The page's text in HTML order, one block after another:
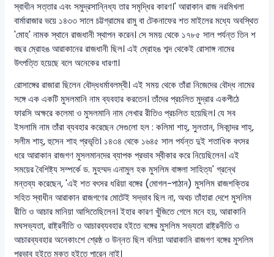
স্বাধীন সত্তার এবং সমুদ্রসান্নিধ্য তার সমৃদ্ধির কারণ।' আরাকান রাজ নরমিখলা
বার্মারাজার ভয়ে ১৪৩৩ সালে চট্টগ্রামের রামু বা টেকনাফের শত মাইলের মধ্যে অবস্থিত
'মোহ' নামক স্থানে রাজধানী স্থাপন করেন। সে সময় থেকে ১৭৮৫ সাল পর্যন্ত তিন শ
বছর ম্রোহঙ আরাকানের রাজধানী ছিল। এই ম্রোহঙ শব্দ থেকেই রোসাঙ্গ নামের
উৎপত্তি হয়েছে বলে অনেকের ধারণা।
রোসাঙ্গের রাজারা ছিলেন বৌদ্ধধর্মাবলম্বী। এই সময় থেকে তাঁরা নিজেদের বৌদ্ধ নামের
সঙ্গে এক একটি মুসলমানি নাম ব্যবহার করতেন। তাঁদের প্রচলিত মুদ্রার একপীঠে
ফারসি অক্ষরে কলেমা ও মুসলমানি নাম লেখার রীতিও প্রচলিত হয়েছিল। যে সব
ইসলামি নাম তাঁরা ব্যবহার করেছেন সেগুলো হল : কলিমা শাহ্, সুলতান, সিকান্দর শাহ্,
সলীম শাহ্, হুসেন শাহ প্রভৃতি। ১৪৩৪ থেকে ১৬৪৫ সাল পর্যন্ত দুই শতাধিক বৎসর
ধরে আরাকান রাজগণ মুসলমানদের ব্যাপক প্রভাব স্বীকার করে নিয়েছিলেন। এই
সময়ের বৈশিষ্ট্য সম্পর্কে ড. মুহম্মদ এনামুল হক মুসলিম বাঙ্গলা সাহিত্য' গ্রন্থে
মন্তব্য করেছেন, 'এই শত বৎসর ধরিয়া বঙ্গের (মোগল-পাঠান) মুসলিম রাজশক্তির
সহিত স্বাধীন আরাকান রাজগণের মোটেই সদ্ভাব ছিল না, অথচ তাঁহারা দেশে মুসলিম
রীতি ও আচার মানিয়া আসিতেছিলেন। ইহার কারণ খুঁজিতে গেলে মনে হয়, আরাকানি
মঘসভ্যতা, রাষ্ট্রনীতি ও আচারব্যবহার হইতে বঙ্গের মুসলিম সভ্যতা রাষ্ট্রনীতি ও
আচারব্যবহার অনেকাংশে শ্রেষ্ঠ ও উন্নত ছিল বলিয়া আরাকানি রাজগণ বঙ্গের মুসলিম
প্রভাব হইতে মুক্ত হইতে পারেন নাই।